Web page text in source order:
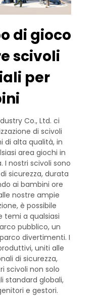
di gioco
scivoli
per
Co., Ltd. ci
di scivoli
di alta qualità, in
area giochi in
nostri scivoli sono
sicurezza, durata
ai bambini ore
nostre ampie
è possibile
temi a qualsiasi
pubblico, un
divertimenti. I
uniti alle
di sicurezza,
scivoli non solo
standard globali,
e gestori.